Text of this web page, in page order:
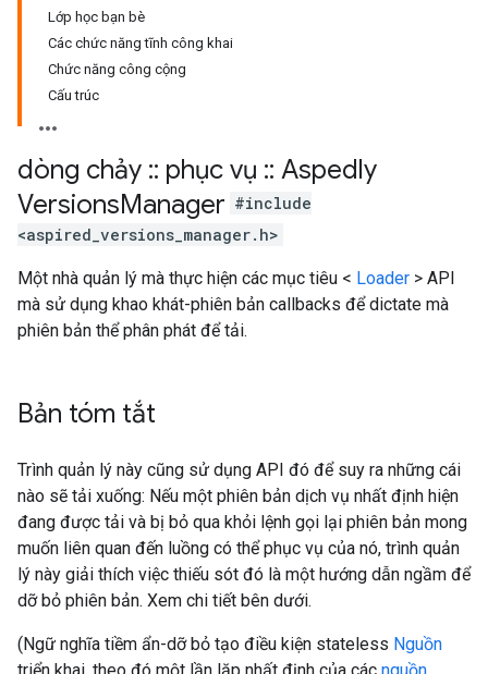
Lớp học bạn bè
Các chức năng tĩnh công khai
Chức năng công cộng
Cấu trúc
dòng chảy :: phục vụ :: Aspedly
VersionsManager #include
<aspired_versions_manager.h>
Một nhà quản lý mà thực hiện các mục tiêu < Loader > API
mà sử dụng khao khát-phiên bản callbacks để dictate mà
phiên bản thể phân phát để tải.
Bản tóm tắt
Trình quản lý này cũng sử dụng API đó để suy ra những cái
nào sẽ tải xuống: Nếu một phiên bản dịch vụ nhất định hiện
đang được tải và bị bỏ qua khỏi lệnh gọi lại phiên bản mong
muốn liên quan đến luồng có thể phục vụ của nó, trình quản
lý này giải thích việc thiếu sót đó là một hướng dẫn ngầm để
dỡ bỏ phiên bản. Xem chi tiết bên dưới.
(Ngữ nghĩa tiềm ẩn-dỡ bỏ tạo điều kiện stateless Nguồn